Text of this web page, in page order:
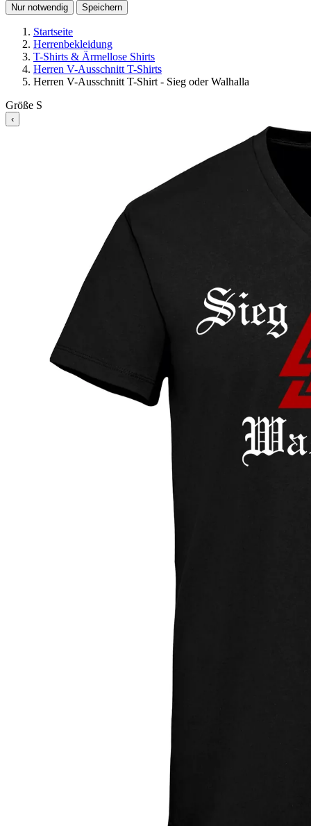
Nur notwendig Speichern
Startseite
Herrenbekleidung
T-Shirts & Ärmellose Shirts
Herren V-Ausschnitt T-Shirts
Herren V-Ausschnitt T-Shirt - Sieg oder Walhalla
Größe S
‹